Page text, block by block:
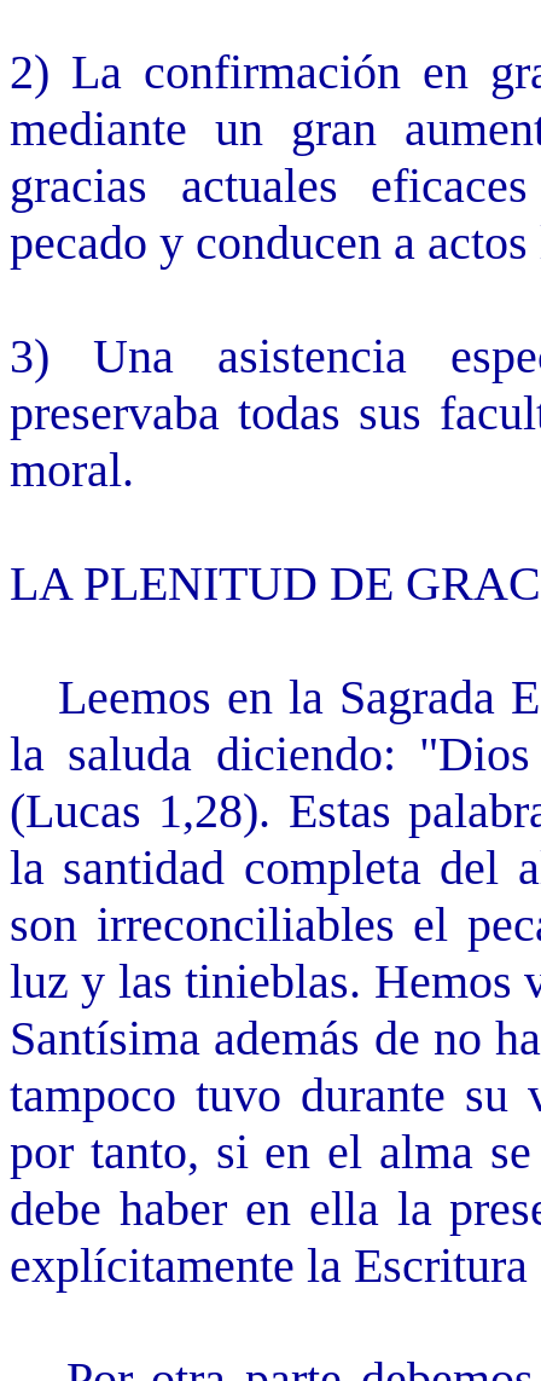
2) La confirmación en
mediante un gran
gracias actuales
pecado y conducen a
3) Una asistencia
preservaba todas sus
moral.
LA PLENITUD DE
Leemos en la Sagrada
la saluda diciendo:
(Lucas 1,28). Estas
la santidad completa del
son irreconciliables el
luz y las tinieblas. Hemos
Santísima además de no
tampoco tuvo durante
por tanto, si en el alma
debe haber en ella la
explícitamente la